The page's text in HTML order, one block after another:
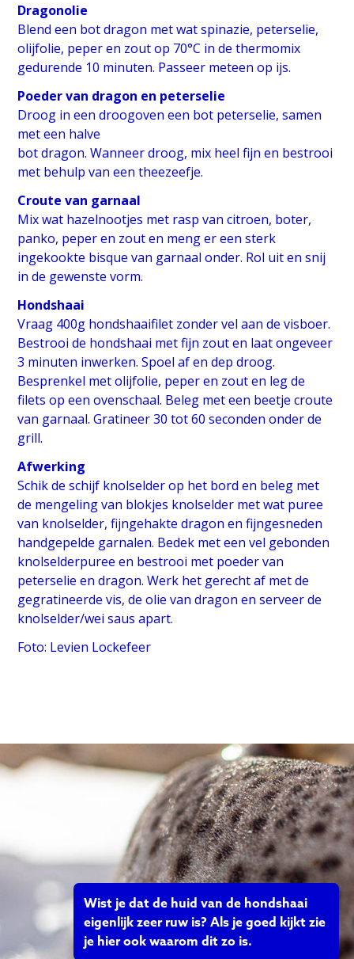
Dragonolie
Blend een bot dragon met wat spinazie, peterselie,
olijfolie, peper en zout op 70°C in de thermomix
gedurende 10 minuten. Passeer meteen op ijs.
Poeder van dragon en peterselie
Droog in een droogoven een bot peterselie, samen
met een halve
bot dragon. Wanneer droog, mix heel fijn en bestrooi
met behulp van een theezeefje.
Croute van garnaal
Mix wat hazelnootjes met rasp van citroen, boter,
panko, peper en zout en meng er een sterk
ingekookte bisque van garnaal onder. Rol uit en snij
in de gewenste vorm.
Hondshaai
Vraag 400g hondshaaifilet zonder vel aan de visboer.
Bestrooi de hondshaai met fijn zout en laat ongeveer
3 minuten inwerken. Spoel af en dep droog.
Besprenkel met olijfolie, peper en zout en leg de
filets op een ovenschaal. Beleg met een beetje croute
van garnaal. Gratineer 30 tot 60 seconden onder de
grill.
Afwerking
Schik de schijf knolselder op het bord en beleg met
de mengeling van blokjes knolselder met wat puree
van knolselder, fijngehakte dragon en fijngesneden
handgepelde garnalen. Bedek met een vel gebonden
knolselderpuree en bestrooi met poeder van
peterselie en dragon. Werk het gerecht af met de
gegratineerde vis, de olie van dragon en serveer de
knolselder/wei saus apart.
Foto: Levien Lockefeer
Wist je dat de huid van de hondshaai
eigenlijk zeer ruw is? Als je goed kijkt zie
je hier ook waarom dit zo is.